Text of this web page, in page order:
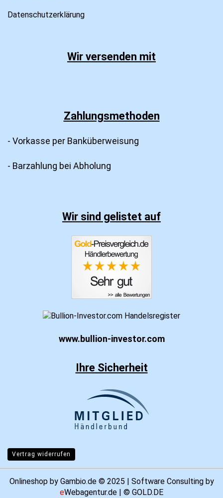
Datenschutzerklärung
Wir versenden mit
Zahlungsmethoden
- Vorkasse per Banküberweisung
- Barzahlung bei Abholung
Wir sind gelistet auf
www.bullion-investor.com
Ihre Sicherheit
Vertrag widerrufen
Onlineshopby Gambio.de © 2025 | Software Consulting by
eWebagentur.de | © GOLD.DE